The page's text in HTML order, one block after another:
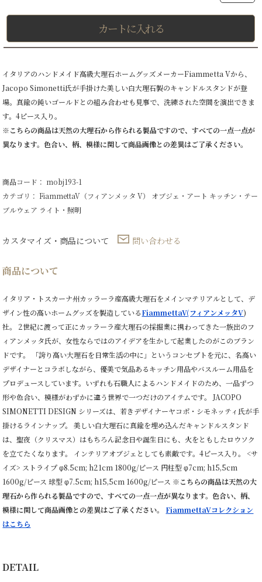
カートに入れる
イタリアのハンドメイド高級大理石ホームグッズメーカーFiammetta Vから、
Jacopo Simonetti氏が手掛けた美しい白大理石製のキャンドルスタンドが登
場。真鍮の鈍いゴールドとの組み合わせも見事で、洗練された空間を演出できま
す。4ピース入り。
※こちらの商品は天然の大理石から作られる製品ですので、すべての一点一点が
異なります。色合い、柄、模様に関して商品画像との差異はご了承ください。
商品コード： mobj193-1
カテゴリ：FiammettaV（フィアンメッタ V） オブジェ・アート キッチン・テー
ブルウェア ライト・照明
カスタマイズ・商品について 問い合わせる
商品について
イタリア・トスカーナ州カッラーラ産高級大理石をメインマテリアルとして、デ
ザイン性の高いホームグッズを製造しているFiammettaV(フィアンメッタV)
社。 2世紀に渡って正にカッラーラ産大理石の採掘業に携わってきた一族出のフ
ィアンメッタ氏が、女性ならではのアイデアを生かして起業したのがこのブラン
ドです。 「誇り高い大理石を日常生活の中に」というコンセプトを元に、名高い
デザイナーとコラボしながら、優美で気品あるキッチン用品やバスルーム用品を
プロデュースしています。いずれも石職人によるハンドメイドのため、一品ずつ
形や色合い、模様がわずかに違う世界で一つだけのアイテムです。 JACOPO
SIMONETTI DESIGN シリーズは、若きデザイナーヤコポ・シモネッティ氏が手
掛けるラインナップ。 美しい白大理石に真鍮を埋め込んだキャンドルスタンド
は、聖夜（クリスマス）はもちろん記念日や誕生日にも、火をともしたロウソク
を立てたくなります。 インテリアオブジェとしても素敵です。4ピース入り。 <サ
イズ> ストライプ φ8.5cm; h21cm 1800g/ピース 円柱型 φ7cm; h15,5cm
1600g/ピース 球型 φ7.5cm; h15,5cm 1600g/ピース ※こちらの商品は天然の大
理石から作られる製品ですので、すべての一点一点が異なります。色合い、柄、
模様に関して商品画像との差異はご了承ください。
FiammettaVコレクション
はこちら
DETAIL